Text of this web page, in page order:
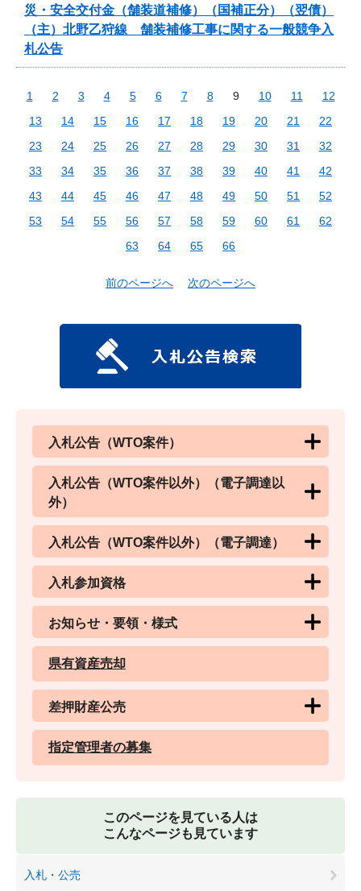
災・安全交付金（舗装道補修）（国補正分）（翌債）
（主）北野乙狩線 舗装補修工事に関する一般競争入
札公告
1 2 3 4 5 6 7 8 9 10 11
12
13
14 15 16 17 18 19 20 21
22
23
24 25 26 27 28 29 30 31
32
33
34 35 36 37 38 39 40 41
42
43
44 45 46 47 48 49 50 51
52
53
54 55 56 57 58 59 60 61
62
63
64 65 66
前のページへ 次のページへ
入札公告（WTO案件）
入札公告（WTO案件以外）（電子調達以
外）
入札公告（WTO案件以外）（電子調達）
入札参加資格
お知らせ・要領・様式
県有資産売却
差押財産公売
指定管理者の募集
このページを見ている人は
こんなページも見ています
入札・公売